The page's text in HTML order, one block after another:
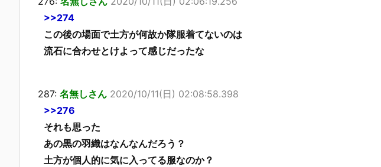
>>274
この後の場面で土方が何故か隊服着てないのは
流石に合わせとけよって感じだったな
287: 名無しさん 2020/10/11(日) 02:08:58.398
>>276
それも思った
あの黒の羽織はなんなんだろう？
土方が個人的に気に入ってる服なのか？